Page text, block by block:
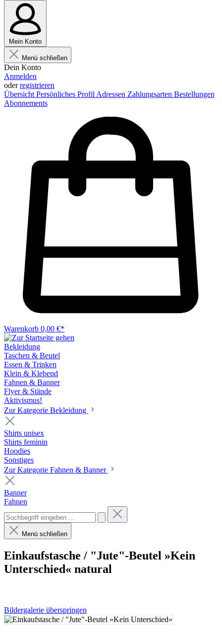
Mein Konto
Menü schließen
Dein Konto
Anmelden
oderregistrieren
Übersicht Persönliches Profil Adressen Zahlungsarten Bestellungen
Abonnements
Warenkorb 0,00 €*
Bekleidung
Taschen & Beutel
Essen & Trinken
Klein & Klebend
Fahnen & Banner
Flyer & Stände
Aktivismus!
Zur Kategorie Bekleidung
Shirts unisex
Shirts feminin
Hoodies
Sonstiges
Zur Kategorie Fahnen & Banner
Banner
Fahnen
Menü schließen
Einkaufstasche / "Jute"-Beutel »Kein
Unterschied« natural
Bildergalerie überspringen